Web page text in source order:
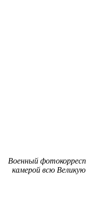
Военный
камерой всю